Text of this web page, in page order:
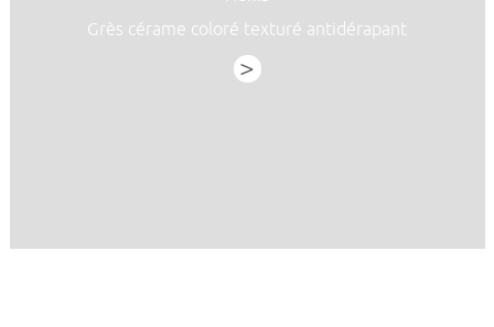
Grès cérame coloré texturé antidérapant
>